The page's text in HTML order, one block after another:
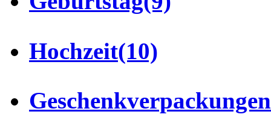
Hochzeit(10)
Geschenkverpackungen